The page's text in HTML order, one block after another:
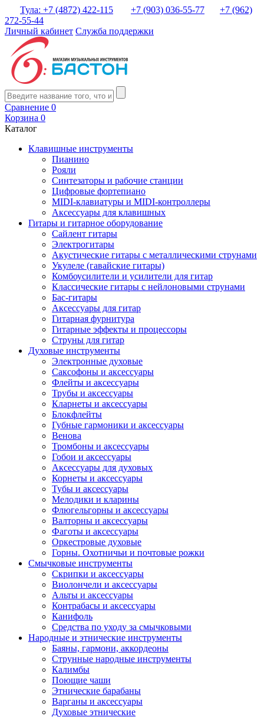
Тула: +7 (4872) 422-115 +7 (903) 036-55-77
+7 (962)
272-55-44
Личный кабинет Служба поддержки
Сравнение 0
Корзина 0
Каталог
Клавишные инструменты
Пианино
Рояли
Синтезаторы и рабочие станции
Цифровые фортепиано
MIDI-клавиатуры и MIDI-контроллеры
Аксессуары для клавишных
Гитары и гитарное оборудование
Сайлент гитары
Электрогитары
Акустические гитары с металлическими струнами
Укулеле (гавайские гитары)
Комбоусилители и усилители для гитар
Классические гитары с нейлоновыми струнами
Бас-гитары
Аксессуары для гитар
Гитарная фурнитура
Гитарные эффекты и процессоры
Струны для гитар
Духовые инструменты
Электронные духовые
Саксофоны и аксессуары
Флейты и аксессуары
Трубы и аксессуары
Кларнеты и аксессуары
Блокфлейты
Губные гармоники и аксессуары
Венова
Тромбоны и аксессуары
Гобои и аксессуары
Аксессуары для духовых
Корнеты и аксессуары
Тубы и аксессуары
Мелодики и кларины
Флюгельгорны и аксессуары
Валторны и аксессуары
Фаготы и аксессуары
Оркестровые духовые
Горны. Охотничьи и почтовые рожки
Смычковые инструменты
Скрипки и аксессуары
Виолончели и аксессуары
Альты и аксессуары
Контрабасы и аксессуары
Канифоль
Средства по уходу за смычковыми
Народные и этнические инструменты
Баяны, гармони, аккордеоны
Струнные народные инструменты
Калимбы
Поющие чаши
Этнические барабаны
Варганы и аксессуары
Духовые этнические